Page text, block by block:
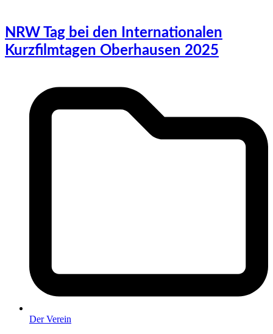
NRW Tag bei den Internationalen
Kurzfilmtagen Oberhausen 2025
Der Verein